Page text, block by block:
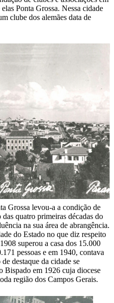
Ponta Grossa. Nessa cidade
clube dos alemães data de
Grossa levou-a a condição de
quatro primeiras décadas do
na sua área de abrangência.
do Estado no que diz respeito
superou a casa dos 15.000
pessoas e em 1940, contava
destaque da cidade se
Bispado em 1926 cuja diocese
região dos Campos Gerais.